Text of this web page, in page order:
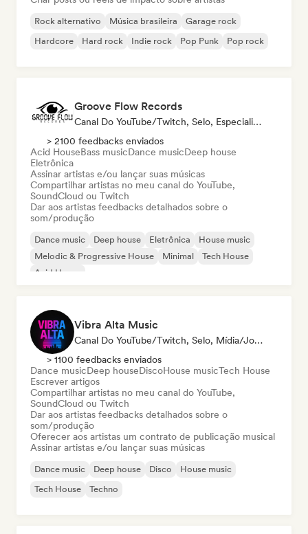
Rock alternativo Música brasileira
Garage rock
Hardcore
Hard rock Indie rock Pop Punk Pop rock
Groove Flow Records
Canal Do YouTube/Twitch, Selo, Especialista Em Som
> 2100 feedbacks enviados
Acid HouseBass musicDance musicDeep house
Eletrônica
Assinar artistas e/ou lançar suas músicas
Compartilhar artistas no meu canal do YouTube,
SoundCloud ou Twitch
Dar aos artistas feedbacks detalhados sobre o
som/produção
Dance music Deep house Eletrônica
House music
Melodic & Progressive House
Minimal
Tech House
Acid House
Vibra Alta Music
Canal Do YouTube/Twitch, Selo, Mídia/Jornalista, Editora, Especialista Em Som
> 1100 feedbacks enviados
Dance musicDeep houseDiscoHouse musicTech House
Escrever artigos
Compartilhar artistas no meu canal do YouTube,
SoundCloud ou Twitch
Dar aos artistas feedbacks detalhados sobre o
som/produção
Oferecer aos artistas um contrato de publicação musical
Assinar artistas e/ou lançar suas músicas
Dance music Deep house Disco
House music
Tech House
Techno